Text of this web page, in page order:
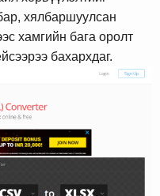
хялбаршуулсан
хамгийн бага оролт
бахархдаг.